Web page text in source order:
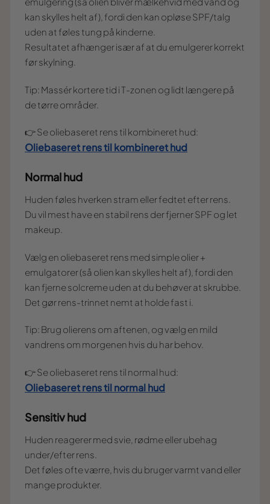
kan skylles helt af), fordi den kan opløse SPF/talg
uden at føles tung på kinderne.
Resultatet afhænger især af at du emulgerer korrekt
før skylning.
Tip: Massér kortere tid i T-zonen og lidt længere på
de tørre områder.
👉 Se oliebaseret rens til kombineret hud:
Oliebaseret rens til kombineret hud
Normal hud
Huden føles hverken stram eller fedtet efter rens.
Du vil mest have en stabil rens der fjerner SPF og let
makeup.
Vælg en oliebaseret rens med simple olier +
emulgatorer (så olien kan skylles helt af), fordi den
kan fjerne solcreme uden at du behøver at skrubbe.
Det gør rens-trinnet nemt at holde fast i.
Tip: Brug olierens om aftenen, og vælg en mild
vandrens om morgenen hvis du har behov.
👉 Se oliebaseret rens til normal hud:
Oliebaseret rens til normal hud
Sensitiv hud
Huden reagerer med svie, rødme eller ubehag
under/efter rens.
Det føles ofte værre, hvis du bruger varmt vand eller
mange produkter.